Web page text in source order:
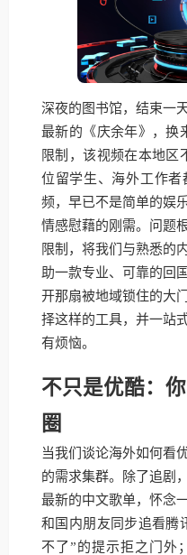
深夜的图书馆，结束一
最新的《庆余年》，换
限制，该视频在本地区
位留学生、海外工作
频，早已不是简单的娱
情感慰藉的刚需。问题
限制，将我们与熟悉的
助一款专业、可靠的回
开那扇被地域锁住的大
择这样的工具，并一站
有烦恼。
不只是优酷：
圈
当我们谈论海外如何看
的需求集群。除了追剧
最新的中文歌单，怀念
和国内朋友同步追看腾
不了”的提示拒之门外